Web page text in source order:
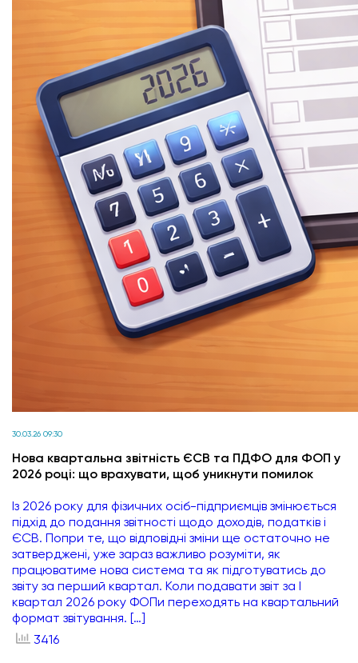
30.03.26 09:30
Нова квартальна звітність ЄСВ та ПДФО для ФОП у
2026 році: що врахувати, щоб уникнути помилок
Із 2026 року для фізичних осіб-підприємців змінюється
підхід до подання звітності щодо доходів, податків і
ЄСВ. Попри те, що відповідні зміни ще остаточно не
затверджені, уже зараз важливо розуміти, як
працюватиме нова система та як підготуватись до
звіту за перший квартал. Коли подавати звіт за І
квартал 2026 року ФОПи переходять на квартальний
формат звітування. […]
3416